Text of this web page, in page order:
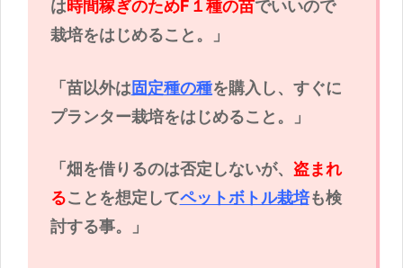
は時間稼ぎのためF１種の苗でいいので
栽培をはじめること。」
「苗以外は固定種の種を購入し、すぐに
プランター栽培をはじめること。」
「畑を借りるのは否定しないが、 盗まれ
ることを想定してペットボトル栽培も検
討する事。」